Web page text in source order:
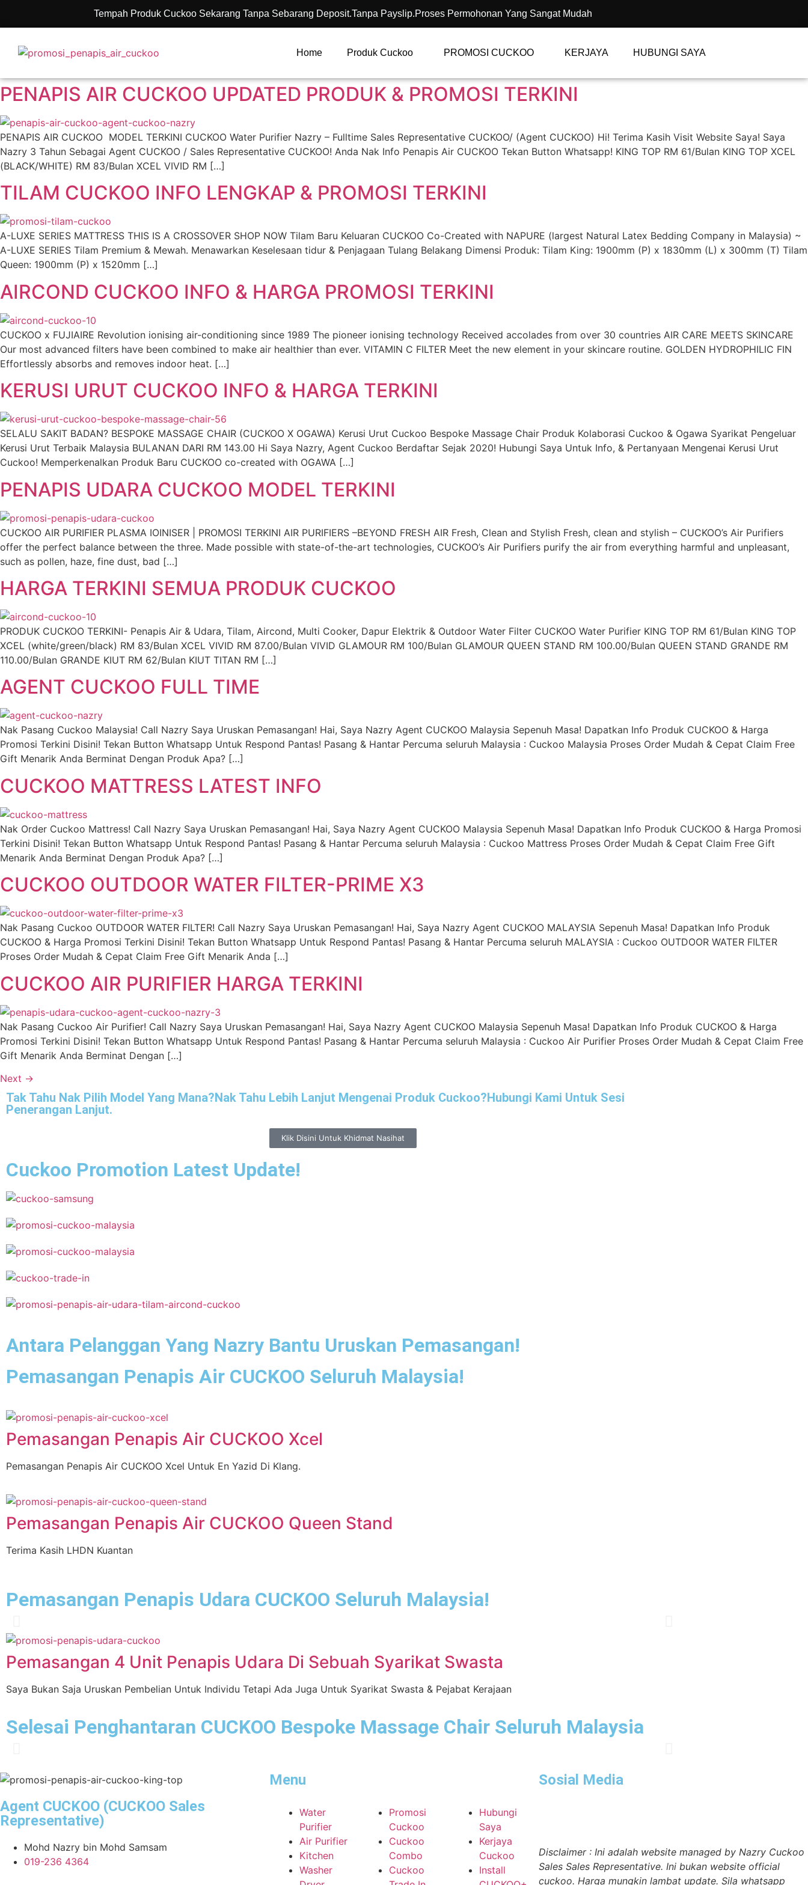
Tempah Produk Cuckoo Sekarang Tanpa Sebarang Deposit.Tanpa Payslip.Proses Permohonan Yang Sangat Mudah
Home Produk Cuckoo PROMOSI CUCKOO KERJAYA HUBUNGI SAYA
PENAPIS AIR CUCKOO UPDATED PRODUK & PROMOSI TERKINI
PENAPIS AIR CUCKOO MODEL TERKINI CUCKOO Water Purifier Nazry – Fulltime Sales Representative CUCKOO/ (Agent CUCKOO) Hi! Terima Kasih Visit Website Saya! Saya
Nazry 3 Tahun Sebagai Agent CUCKOO / Sales Representative CUCKOO! Anda Nak Info Penapis Air CUCKOO Tekan Button Whatsapp! KING TOP RM 61/Bulan KING TOP XCEL
(BLACK/WHITE) RM 83/Bulan XCEL VIVID RM […]
TILAM CUCKOO INFO LENGKAP & PROMOSI TERKINI
A-LUXE SERIES MATTRESS THIS IS A CROSSOVER SHOP NOW Tilam Baru Keluaran CUCKOO Co-Created with NAPURE (largest Natural Latex Bedding Company in Malaysia) ~
A-LUXE SERIES Tilam Premium & Mewah. Menawarkan Keselesaan tidur & Penjagaan Tulang Belakang Dimensi Produk: Tilam King: 1900mm (P) x 1830mm (L) x 300mm (T) Tilam
Queen: 1900mm (P) x 1520mm […]
AIRCOND CUCKOO INFO & HARGA PROMOSI TERKINI
CUCKOO x FUJIAIRE Revolution ionising air-conditioning since 1989 The pioneer ionising technology Received accolades from over 30 countries AIR CARE MEETS SKINCARE
Our most advanced filters have been combined to make air healthier than ever. VITAMIN C FILTER Meet the new element in your skincare routine. GOLDEN HYDROPHILIC FIN
Effortlessly absorbs and removes indoor heat. […]
KERUSI URUT CUCKOO INFO & HARGA TERKINI
SELALU SAKIT BADAN? BESPOKE MASSAGE CHAIR (CUCKOO X OGAWA) Kerusi Urut Cuckoo Bespoke Massage Chair Produk Kolaborasi Cuckoo & Ogawa Syarikat Pengeluar
Kerusi Urut Terbaik Malaysia BULANAN DARI RM 143.00 Hi Saya Nazry, Agent Cuckoo Berdaftar Sejak 2020! Hubungi Saya Untuk Info, & Pertanyaan Mengenai Kerusi Urut
Cuckoo! Memperkenalkan Produk Baru CUCKOO co-created with OGAWA […]
PENAPIS UDARA CUCKOO MODEL TERKINI
CUCKOO AIR PURIFIER PLASMA IOINISER | PROMOSI TERKINI AIR PURIFIERS –BEYOND FRESH AIR Fresh, Clean and Stylish Fresh, clean and stylish – CUCKOO’s Air Purifiers
offer the perfect balance between the three. Made possible with state-of-the-art technologies, CUCKOO’s Air Purifiers purify the air from everything harmful and unpleasant,
such as pollen, haze, fine dust, bad […]
HARGA TERKINI SEMUA PRODUK CUCKOO
PRODUK CUCKOO TERKINI- Penapis Air & Udara, Tilam, Aircond, Multi Cooker, Dapur Elektrik & Outdoor Water Filter CUCKOO Water Purifier KING TOP RM 61/Bulan KING TOP
XCEL (white/green/black) RM 83/Bulan XCEL VIVID RM 87.00/Bulan VIVID GLAMOUR RM 100/Bulan GLAMOUR QUEEN STAND RM 100.00/Bulan QUEEN STAND GRANDE RM
110.00/Bulan GRANDE KIUT RM 62/Bulan KIUT TITAN RM […]
AGENT CUCKOO FULL TIME
Nak Pasang Cuckoo Malaysia! Call Nazry Saya Uruskan Pemasangan! Hai, Saya Nazry Agent CUCKOO Malaysia Sepenuh Masa! Dapatkan Info Produk CUCKOO & Harga
Promosi Terkini Disini! Tekan Button Whatsapp Untuk Respond Pantas! Pasang & Hantar Percuma seluruh Malaysia : Cuckoo Malaysia Proses Order Mudah & Cepat Claim Free
Gift Menarik Anda Berminat Dengan Produk Apa? […]
CUCKOO MATTRESS LATEST INFO
Nak Order Cuckoo Mattress! Call Nazry Saya Uruskan Pemasangan! Hai, Saya Nazry Agent CUCKOO Malaysia Sepenuh Masa! Dapatkan Info Produk CUCKOO & Harga Promosi
Terkini Disini! Tekan Button Whatsapp Untuk Respond Pantas! Pasang & Hantar Percuma seluruh Malaysia : Cuckoo Mattress Proses Order Mudah & Cepat Claim Free Gift
Menarik Anda Berminat Dengan Produk Apa? […]
CUCKOO OUTDOOR WATER FILTER-PRIME X3
Nak Pasang Cuckoo OUTDOOR WATER FILTER! Call Nazry Saya Uruskan Pemasangan! Hai, Saya Nazry Agent CUCKOO MALAYSIA Sepenuh Masa! Dapatkan Info Produk
CUCKOO & Harga Promosi Terkini Disini! Tekan Button Whatsapp Untuk Respond Pantas! Pasang & Hantar Percuma seluruh MALAYSIA : Cuckoo OUTDOOR WATER FILTER
Proses Order Mudah & Cepat Claim Free Gift Menarik Anda […]
CUCKOO AIR PURIFIER HARGA TERKINI
Nak Pasang Cuckoo Air Purifier! Call Nazry Saya Uruskan Pemasangan! Hai, Saya Nazry Agent CUCKOO Malaysia Sepenuh Masa! Dapatkan Info Produk CUCKOO & Harga
Promosi Terkini Disini! Tekan Button Whatsapp Untuk Respond Pantas! Pasang & Hantar Percuma seluruh Malaysia : Cuckoo Air Purifier Proses Order Mudah & Cepat Claim Free
Gift Menarik Anda Berminat Dengan […]
Next →
Tak Tahu Nak Pilih Model Yang Mana?Nak Tahu Lebih Lanjut Mengenai Produk Cuckoo?Hubungi Kami Untuk Sesi
Penerangan Lanjut.
Klik Disini Untuk Khidmat Nasihat
Cuckoo Promotion Latest Update!
Antara Pelanggan Yang Nazry Bantu Uruskan Pemasangan!
Pemasangan Penapis Air CUCKOO Seluruh Malaysia!
Pemasangan Penapis Air Warrior Top Disebuah Syarikat
Swasta
Pemasangan Penapis Air CUCKOO Xcel
Pemasangan Penapis Air CUCKOO Xcel Untuk En Yazid Di Klang.
Pemasangan Penapis Air CUCKOO Queen Stand
Terima Kasih LHDN Kuantan
Pemasangan Penapis Udara CUCKOO Seluruh Malaysia!
Pemasangan 6 Unit Penapis Udara Disebuah Syarikat
Swasta
Pemasangan 4 Unit Penapis Udara Di Sebuah Syarikat Swasta
Saya Bukan Saja Uruskan Pembelian Untuk Individu Tetapi Ada Juga Untuk Syarikat Swasta & Pejabat Kerajaan
Selesai Penghantaran CUCKOO Bespoke Massage Chair Seluruh Malaysia
Agent CUCKOO (CUCKOO Sales
Representative)
Mohd Nazry bin Mohd Samsam
019-236 4364
Menu
Water
Purifier
Air Purifier
Kitchen
Washer
Promosi
Cuckoo
Cuckoo
Combo
Cuckoo
Hubungi
Saya
Kerjaya
Cuckoo
Install
Sosial Media
Disclaimer : Ini adalah website managed by Nazry Cuckoo
Sales Sales Representative. Ini bukan website official
cuckoo. Harga mungkin lambat update. Sila whatsapp